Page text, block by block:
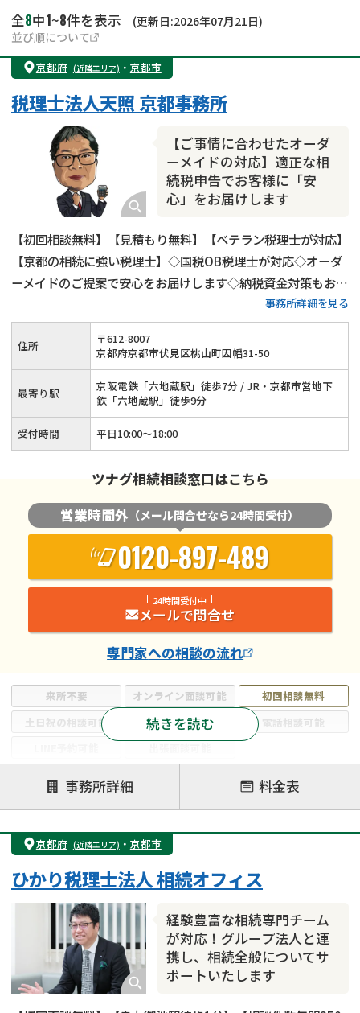
全8中1~8件を表示
(更新日:2026年07月21日)
並び順について
京都府 (近隣エリア) ・ 京都市
【ご事情に合わせたオーダ
ーメイドの対応】適正な相
続税申告でお客様に「安
心」をお届けします
税理士法人天照 京都事務所
【初回相談無料】【見積もり無料】【ベテラン税理士が対応】
【京都の相続に強い税理士】◇国税OB税理士が対応◇オーダ
ーメイドのご提案で安心をお届けします◇納税資金対策もおま
事務所詳細を見る
来所不要 オンライン面談可能
初回相談無料
土日祝の相談可能
19時以降電話可能
電話相談可能
注力案件
遺言書作成・遺言執行
相続放棄
相続登記
遺産分割
遺留分侵害額請求
相続税申告
相続手続き
銀行手続き
成年後見・任意後見
贈与税
相続人調査
相続財産調査
相続トラブル
続きを読む
住所 〒612-8007
京都府京都市伏見区桃山町因幡31-50
最寄り駅
京阪電鉄「六地蔵駅」徒歩7分 / JR・京都市営地下
鉄「六地蔵駅」徒歩9分
受付時間 平日10:00〜18:00
ツナグ相続相談窓口はこちら
営業時間外 （メール問合せなら24時間受付）
0120-897-489
24時間受付中
メールで問合せ
専門家への相談の流れ
事務所詳細 料金表
京都府 (近隣エリア) ・ 京都市
経験豊富な相続専門チーム
が対応！グループ法人と連
携し、相続全般についてサ
ポートいたします
ひかり税理士法人 相続オフィス